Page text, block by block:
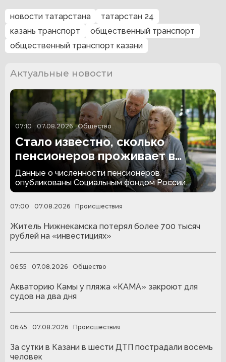
новости татарстана
татарстан 24
казань транспорт
общественный транспорт
общественный транспорт казани
Актуальные новости
07:10 07.08.2026 Общество
Стало известно, сколько
пенсионеров проживает в
России
Данные о численности пенсионеров
опубликованы Социальным фондом России.
07:00 07.08.2026 Происшествия
Житель Нижнекамска потерял более 700 тысяч
рублей на «инвестициях»
06:55 07.08.2026 Общество
Акваторию Камы у пляжа «КАМА» закроют для
судов на два дня
06:45 07.08.2026 Происшествия
За сутки в Казани в шести ДТП пострадали восемь
человек